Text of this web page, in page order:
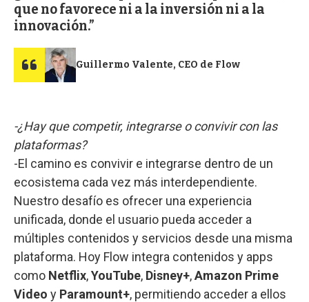
que no favorece ni a la inversión ni a la
innovación.
Guillermo Valente, CEO de Flow
-¿Hay que competir, integrarse o convivir con las
plataformas?
-El camino es convivir e integrarse dentro de un
ecosistema cada vez más interdependiente.
Nuestro desafío es ofrecer una experiencia
unificada, donde el usuario pueda acceder a
múltiples contenidos y servicios desde una misma
plataforma. Hoy Flow integra contenidos y apps
como Netflix,YouTube, Disney+,Amazon Prime
Video y Paramount+, permitiendo acceder a ellos